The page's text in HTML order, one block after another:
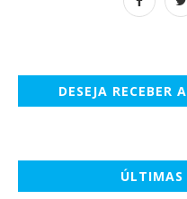
DESEJA RECEBER
ÚLTIMAS